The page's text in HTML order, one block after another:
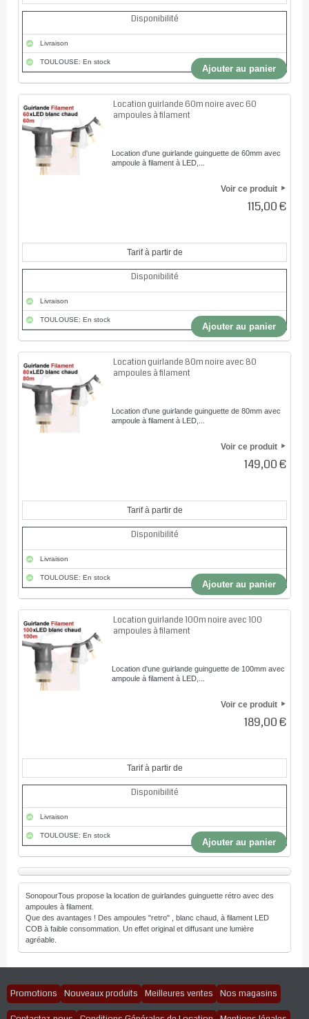
Disponibilité
Livraison
TOULOUSE: En stock
Ajouter au panier
Location guirlande 60m noire avec 60
ampoules à filament
Location d'une guirlande guinguette de 60mm avec
ampoule à filament à LED,...
Voir ce produit
115,00 €
Tarif à partir de
Disponibilité
Livraison
TOULOUSE: En stock
Ajouter au panier
Location guirlande 80m noire avec 80
ampoules à filament
Location d'une guirlande guinguette de 80mm avec
ampoule à filament à LED,...
Voir ce produit
149,00 €
Tarif à partir de
Disponibilité
Livraison
TOULOUSE: En stock
Ajouter au panier
Location guirlande 100m noire avec 100
ampoules à filament
Location d'une guirlande guinguette de 100mm avec
ampoule à filament à LED,...
Voir ce produit
189,00 €
Tarif à partir de
Disponibilité
Livraison
TOULOUSE: En stock
Ajouter au panier
SonopourTous propose la location de guirlandes guinguette rétro avec des
ampoules à filament.
Que des avantages ! Des ampoules "retro" , blanc chaud, à filament LED
COB à faible consommation. Un effet original et diffusant une lumière
agréable.
Promotions Nouveaux produits Meilleures ventes Nos magasins